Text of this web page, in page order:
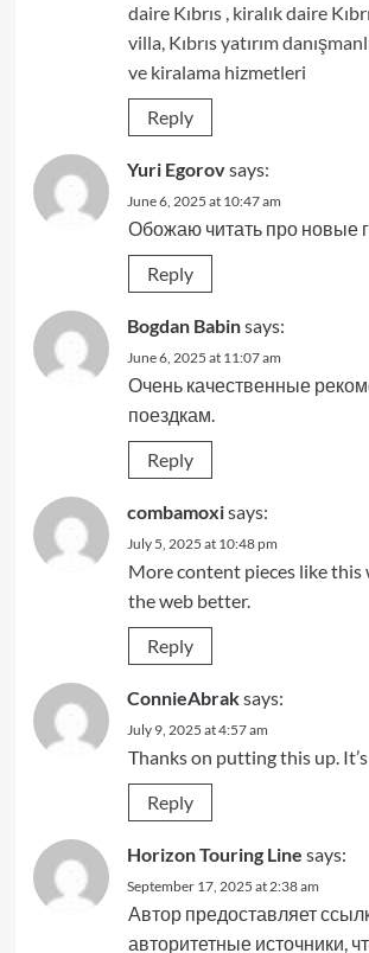
daire Kıbrıs , kiralık daire
villa, Kıbrıs yatırım
ve kiralama hizmetleri
Reply
Yuri Egorovsays:
June 6, 2025 at 10:47 am
Обожаю читать про новые
Reply
Bogdan Babinsays:
June 6, 2025 at 11:07 am
Очень качественные
поездкам.
Reply
combamoxisays:
July 5, 2025 at 10:48 pm
More content pieces like this
the web better.
Reply
ConnieAbraksays:
July 9, 2025 at 4:57 am
Thanks on putting this up.
Reply
Horizon Touring Line says:
September 17, 2025 at 2:38 am
Автор предоставляет
авторитетные источники,